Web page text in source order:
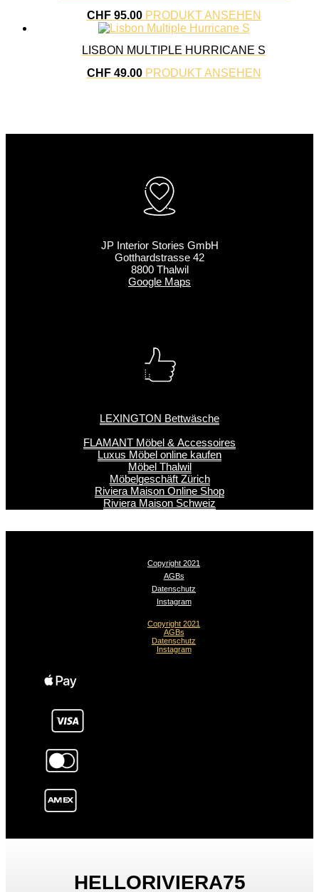
CHF95.00 PRODUKT ANSEHEN
LISBON MULTIPLE HURRICANE S
CHF49.00 PRODUKT ANSEHEN
JP Interior Stories GmbH
Gotthardstrasse 42
8800 Thalwil
Google Maps
LEXINGTON Bettwäsche
FLAMANT Möbel & Accessoires
Luxus Möbel online kaufen
Möbel Thalwil
Möbelgeschäft Zürich
Riviera Maison Online Shop
Riviera Maison Schweiz
Copyright 2021
AGBs
Datenschutz
Instagram
Copyright 2021
AGBs
Datenschutz
Instagram
HELLORIVIERA75